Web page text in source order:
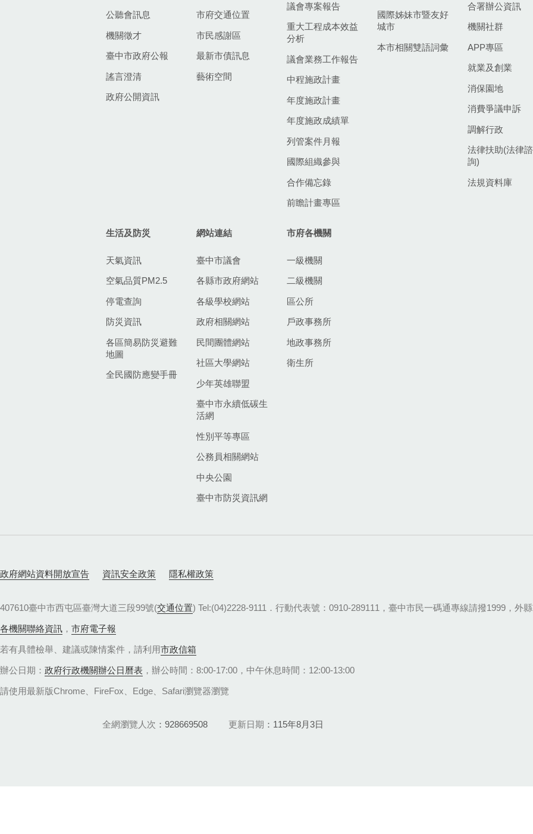
公聽會訊息
機關徵才
臺中市政府公報
謠言澄清
政府公開資訊
市府交通位置
市民感謝區
最新市債訊息
藝術空間
議會專案報告
重大工程成本效益
分析
議會業務工作報告
中程施政計畫
年度施政計畫
年度施政成績單
列管案件月報
國際組織參與
合作備忘錄
前瞻計畫專區
國際姊妹市暨友好
城市
本市相關雙語詞彙
合署辦公資訊
機關社群
APP專區
就業及創業
消保園地
消費爭議申訴
調解行政
法律扶助(法律諮
詢)
法規資料庫
生活及防災
天氣資訊
空氣品質PM2.5
停電查詢
防災資訊
各區簡易防災避難
地圖
全民國防應變手冊
網站連結
臺中市議會
各縣市政府網站
各級學校網站
政府相關網站
民間團體網站
社區大學網站
少年英雄聯盟
臺中市永續低碳生
活網
性別平等專區
公務員相關網站
中央公園
臺中市防災資訊網
市府各機關
一級機關
二級機關
區公所
戶政事務所
地政事務所
衛生所
政府網站資料開放宣告 資訊安全政策 隱私權政策
407610臺中市西屯區臺灣大道三段99號(交通位置) Tel:(04)2228-9111．行動代表號：0910-289111，臺中市民一碼通專線請撥1999，外
各機關聯絡資訊 ， 市府電子報
若有具體檢舉、建議或陳情案件，請利用市政信箱
辦公日期： 政府行政機關辦公日曆表 ，辦公時間：8:00-17:00，中午休息時間：12:00-13:00
請使用最新版Chrome、FireFox、Edge、Safari瀏覽器瀏覽
全網瀏覽人次 928669508 更新日期 115年8月3日